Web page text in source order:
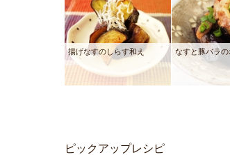
揚げなすのしらす和え なすと豚バラの
ピックアップレシピ